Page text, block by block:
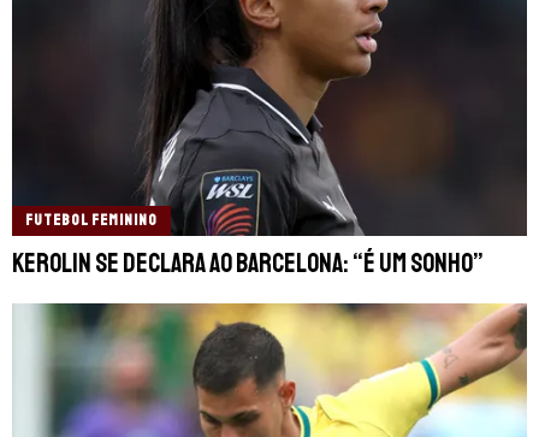
FUTEBOL FEMININO
Kerolin se declara ao Barcelona: “É um sonho”